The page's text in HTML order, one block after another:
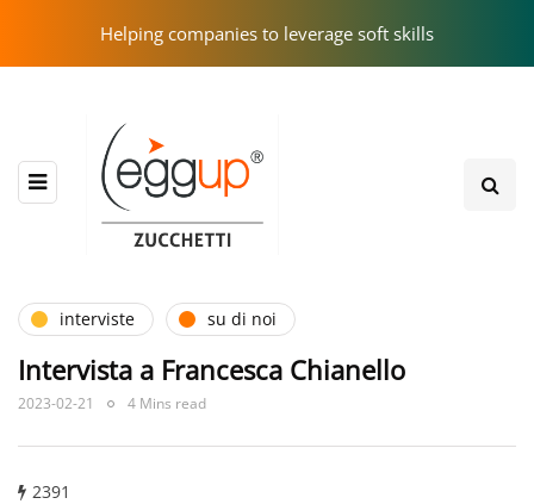
Helping companies to leverage soft skills
interviste su di noi
Intervista a Francesca Chianello
2023-02-21 4 Mins read
2391